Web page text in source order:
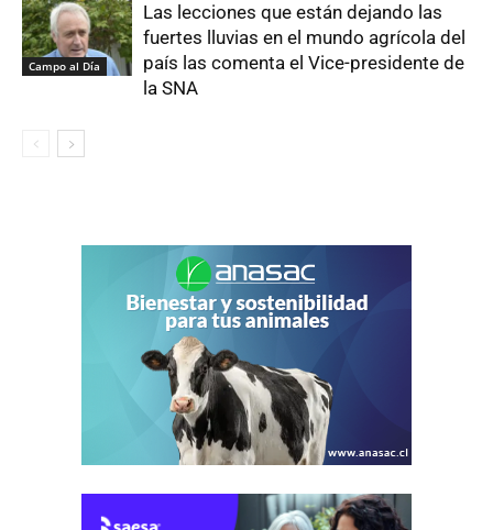
Campo al Día
Las lecciones que están dejando las
fuertes lluvias en el mundo agrícola del
país las comenta el Vice-presidente de
la SNA